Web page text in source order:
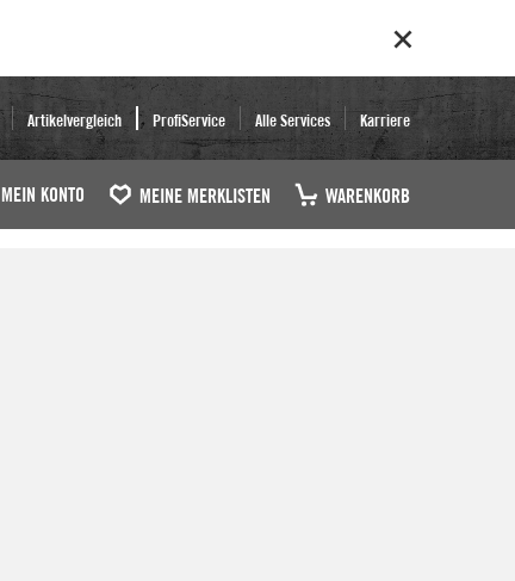
Artikelvergleich ProfiService Alle Services Karriere
MEIN KONTO MEINE MERKLISTEN WARENKORB